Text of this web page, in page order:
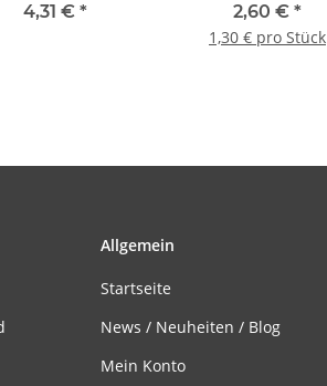
4,31 € *
2,60 € *
1,30 € pro Stück
Allgemein
Startseite
News / Neuheiten / Blog
Mein Konto